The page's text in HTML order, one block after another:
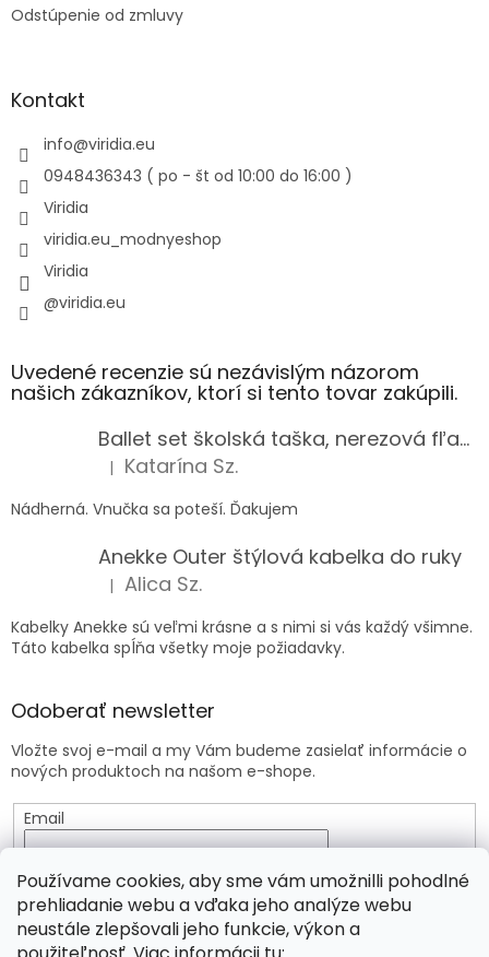
Používame cookies, aby sme vám umožnilli pohodlné
prehliadanie webu a vďaka jeho analýze webu
neustále zlepšovali jeho funkcie, výkon a
Odstúpenie od zmluvy
Kontakt
info@viridia.eu
0948436343 ( po - št od 10:00 do 16:00 )
Viridia
viridia.eu_modnyeshop
Viridia
@viridia.eu
Uvedené recenzie sú nezávislým názorom
našich zákazníkov, ktorí si tento tovar zakúpili.
Ballet set školská taška, nerezová fľaša a plný peračník s motívom baletky pre dievča
Hodnotenie produktu je 5 z 5 hviezdičiek.
| Katarína Sz.
Nádherná. Vnučka sa poteší. Ďakujem
Anekke Outer štýlová kabelka do ruky
Hodnotenie produktu je 5 z 5 hviezdičiek.
| Alica Sz.
Kabelky Anekke sú veľmi krásne a s nimi si vás každý všimne.
Táto kabelka spĺňa všetky moje požiadavky.
Odoberať newsletter
Vložte svoj e-mail a my Vám budeme zasielať informácie o
nových produktoch na našom e-shope.
Email
osobných údajov
PRIHLÁSIŤ SA